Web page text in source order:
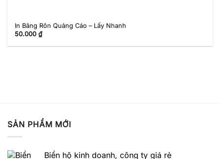
In Băng Rôn Quảng Cáo – Lấy Nhanh
50.000₫
SẢN PHẨM MỚI
Biển hộ kinh doanh, công ty giá rẻ